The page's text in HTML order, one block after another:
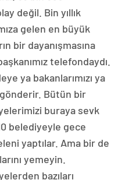
değil. Bin yıllık
gelen en büyük
bir dayanışmasına
telefondaydı.
ya bakanlarımızı ya
gönderir. Bütün bir
buraya sevk
belediyeyle gece
yaptılar. Ama bir de
yemeyin.
bazıları